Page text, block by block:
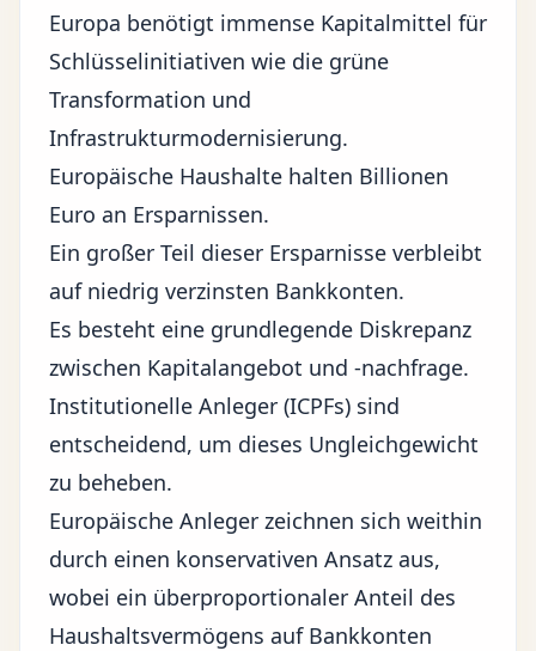
Europa benötigt immense Kapitalmittel für
Schlüsselinitiativen wie die grüne
Transformation und
Infrastrukturmodernisierung.
Europäische Haushalte halten Billionen
Euro an Ersparnissen.
Ein großer Teil dieser Ersparnisse verbleibt
auf niedrig verzinsten Bankkonten.
Es besteht eine grundlegende Diskrepanz
zwischen Kapitalangebot und -nachfrage.
Institutionelle Anleger (ICPFs) sind
entscheidend, um dieses Ungleichgewicht
zu beheben.
Europäische Anleger zeichnen sich weithin
durch einen konservativen Ansatz aus,
wobei ein überproportionaler Anteil des
Haushaltsvermögens auf Bankkonten